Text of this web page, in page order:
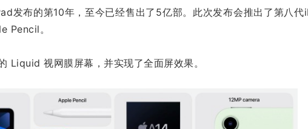
发布的第10年，至今已经售出了5亿部。此次发布会推出了第八代
Pencil。
Liquid 视网膜屏幕，并实现了全面屏效果。